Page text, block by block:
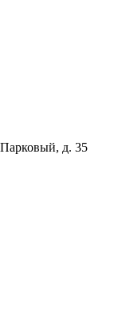
д. 35